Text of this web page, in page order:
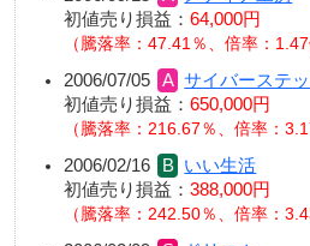
初値売り損益： 64,000円
騰落率：47.41％、倍率：
2006/07/05
サイバーステ
初値売り損益： 650,000円
騰落率：216.67％、倍率：
2006/02/16
いい生活
初値売り損益： 388,000円
騰落率：242.50％、倍率：